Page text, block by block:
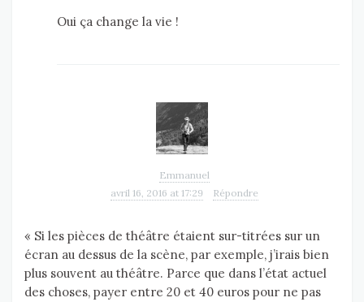
Oui ça change la vie !
Emmanuel
avril 16, 2016 at 17:29
Répondre
« Si les pièces de théâtre étaient sur-titrées sur un
écran au dessus de la scène, par exemple, j’irais bien
plus souvent au théâtre. Parce que dans l’état actuel
des choses, payer entre 20 et 40 euros pour ne pas